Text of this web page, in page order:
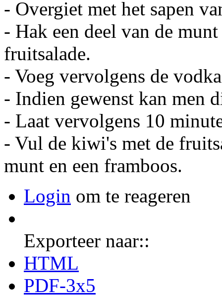
- Overgiet met het sapen
- Hak een deel van de
fruitsalade.
- Voeg vervolgens de
- Indien gewenst kan men
- Laat vervolgens 10
- Vul de kiwi's met de
munt en een framboos.
Login om te reageren
Exporteer naar::
HTML
PDF-3x5